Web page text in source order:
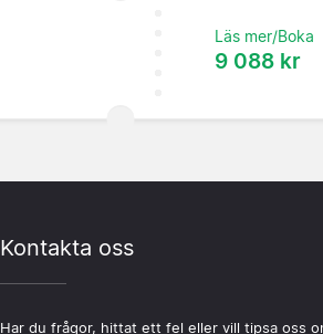
Läs mer/Boka
9 088 kr
Kontakta oss
Har du frågor, hittat ett fel eller vill tipsa oss